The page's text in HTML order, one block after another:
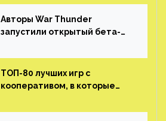
Авторы War Thunder
запустили открытый бета-
трейлер и скриншоты
ТОП-80 лучших игр с
кооперативом, в которые
(никаких MMO)